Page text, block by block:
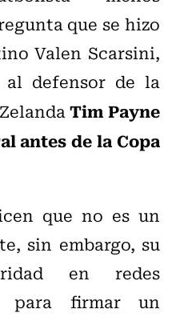
que se hizo
Valen Scarsini,
defensor de la
Tim Payne
antes de la Copa
que no es un
sin embargo, su
en redes
para firmar un